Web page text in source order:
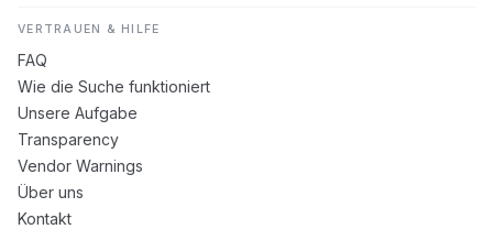
VERTRAUEN & HILFE
FAQ
Wie die Suche funktioniert
Unsere Aufgabe
Transparency
Vendor Warnings
Über uns
Kontakt